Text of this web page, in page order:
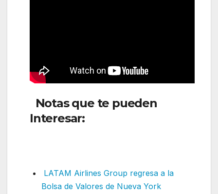
Notas que te pueden
Interesar:
LATAM Airlines Group regresa a la
Bolsa de Valores de Nueva York